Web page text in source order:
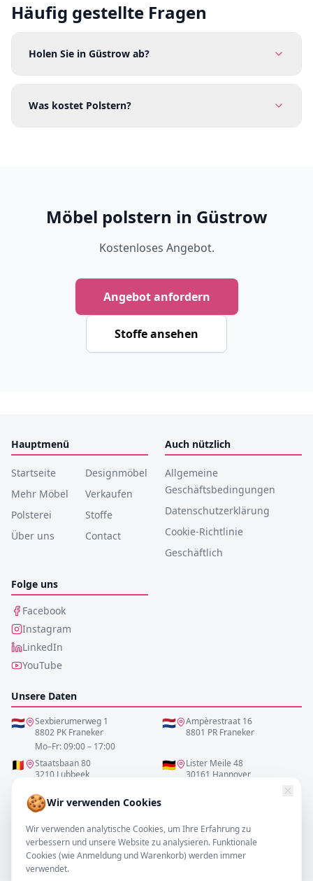
Häufig gestellte Fragen
Holen Sie in Güstrow ab?
Was kostet Polstern?
Möbel polstern in Güstrow
Kostenloses Angebot.
Angebot anfordern
Stoffe ansehen
🍪Wir verwenden Cookies
Wir verwenden analytische Cookies, um Ihre Erfahrung zu
verbessern und unsere Website zu analysieren. Funktionale
Cookies (wie Anmeldung und Warenkorb) werden immer
verwendet.
Hauptmenü
Startseite
Designmöbel
Mehr Möbel
Verkaufen
Polsterei
Stoffe
Über uns
Contact
Auch nützlich
Allgemeine
Geschäftsbedingungen
Datenschutzerklärung
Cookie-Richtlinie
Geschäftlich
Folge uns
Facebook
Instagram
LinkedIn
YouTube
Unsere Daten
🇳🇱
Sexbierumerweg 1
8802 PK Franeker
Mo–Fr: 09:00 – 17:00
🇳🇱
Ampèrestraat 16
8801 PR Franeker
🇧🇪
Staatsbaan 80
3210 Lubbeek
🇩🇪
Lister Meile 48
30161 Hannover
0517-700521
info@resofa.nl